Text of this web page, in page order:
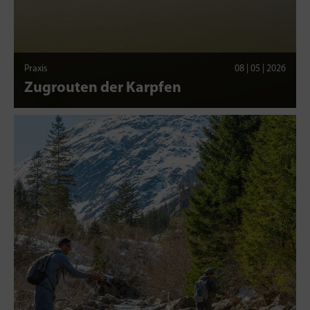
Praxis 08 | 05 | 2026
Zugrouten der Karpfen